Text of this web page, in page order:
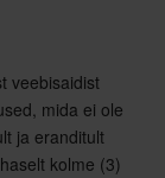
veebisaidist
mida ei ole
ja eranditult
kolme (3)